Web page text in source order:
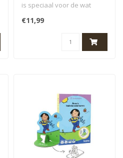
is speciaal voor de wat
oudere kinderen. Een
verhaal..
€11,99